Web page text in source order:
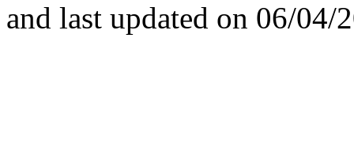
and last updated on 06/04/